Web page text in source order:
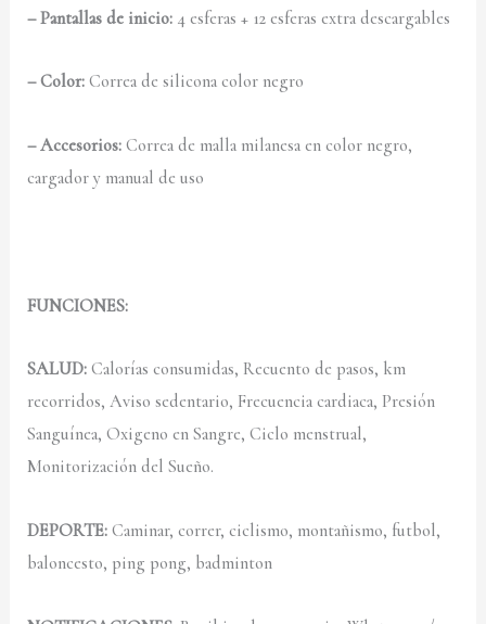
– Pantallas de inicio: 4 esferas + 12 esferas extra descargables
– Color:Correa de silicona color negro
– Accesorios:Correa de malla milanesa en color negro,
cargador y manual de uso
FUNCIONES:
SALUD:Calorías consumidas, Recuento de pasos, km
recorridos, Aviso sedentario, Frecuencia cardiaca, Presión
Sanguínea, Oxigeno en Sangre, Ciclo menstrual,
Monitorización del Sueño.
DEPORTE:Caminar, correr, ciclismo, montañismo, futbol,
baloncesto, ping pong, badminton